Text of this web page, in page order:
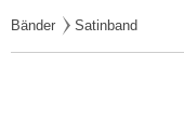
Bänder Satinband